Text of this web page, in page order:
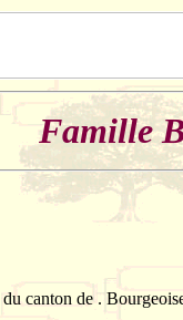
Famille
canton de .